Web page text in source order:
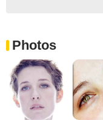
Photos